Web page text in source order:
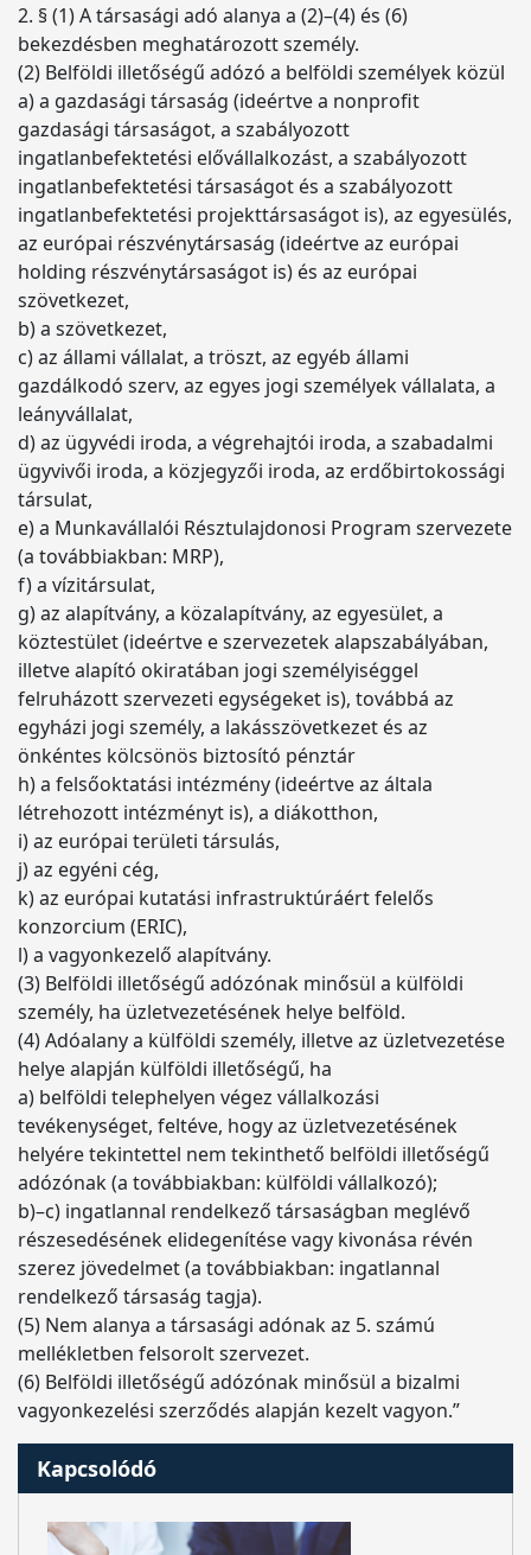
2. § (1) A társasági adó alanya a (2)–(4) és (6)
bekezdésben meghatározott személy.
(2) Belföldi illetőségű adózó a belföldi személyek közül
a) a gazdasági társaság (ideértve a nonprofit
gazdasági társaságot, a szabályozott
ingatlanbefektetési elővállalkozást, a szabályozott
ingatlanbefektetési társaságot és a szabályozott
ingatlanbefektetési projekttársaságot is), az egyesülés,
az európai részvénytársaság (ideértve az európai
holding részvénytársaságot is) és az európai
szövetkezet,
b) a szövetkezet,
c) az állami vállalat, a tröszt, az egyéb állami
gazdálkodó szerv, az egyes jogi személyek vállalata, a
leányvállalat,
d) az ügyvédi iroda, a végrehajtói iroda, a szabadalmi
ügyvivői iroda, a közjegyzői iroda, az erdőbirtokossági
társulat,
e) a Munkavállalói Résztulajdonosi Program szervezete
(a továbbiakban: MRP),
f) a vízitársulat,
g) az alapítvány, a közalapítvány, az egyesület, a
köztestület (ideértve e szervezetek alapszabályában,
illetve alapító okiratában jogi személyiséggel
felruházott szervezeti egységeket is), továbbá az
egyházi jogi személy, a lakásszövetkezet és az
önkéntes kölcsönös biztosító pénztár
h) a felsőoktatási intézmény (ideértve az általa
létrehozott intézményt is), a diákotthon,
i) az európai területi társulás,
j) az egyéni cég,
k) az európai kutatási infrastruktúráért felelős
konzorcium (ERIC),
l) a vagyonkezelő alapítvány.
(3) Belföldi illetőségű adózónak minősül a külföldi
személy, ha üzletvezetésének helye belföld.
(4) Adóalany a külföldi személy, illetve az üzletvezetése
helye alapján külföldi illetőségű, ha
a) belföldi telephelyen végez vállalkozási
tevékenységet, feltéve, hogy az üzletvezetésének
helyére tekintettel nem tekinthető belföldi illetőségű
adózónak (a továbbiakban: külföldi vállalkozó);
b)–c) ingatlannal rendelkező társaságban meglévő
részesedésének elidegenítése vagy kivonása révén
szerez jövedelmet (a továbbiakban: ingatlannal
rendelkező társaság tagja).
(5) Nem alanya a társasági adónak az 5. számú
mellékletben felsorolt szervezet.
(6) Belföldi illetőségű adózónak minősül a bizalmi
vagyonkezelési szerződés alapján kezelt vagyon.”
Kapcsolódó